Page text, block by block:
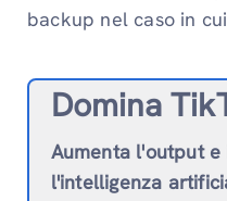
backup nel caso in
Domina
Aumenta l'output e
l'intelligenza